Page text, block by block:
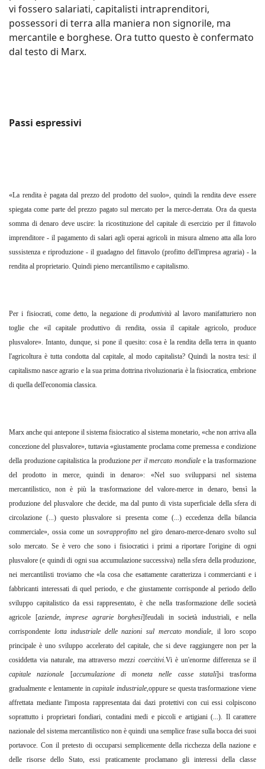
vi fossero salariati, capitalisti intraprenditori,
possessori di terra alla maniera non signorile, ma
mercantile e borghese. Ora tutto questo è confermato
dal testo di Marx.
Passi espressivi
«La rendita è pagata dal prezzo del prodotto del suolo», quindi la rendita deve essere
spiegata come parte del prezzo pagato sul mercato per la merce-derrata. Ora da questa
somma di denaro deve uscire: la ricostituzione del capitale di esercizio per il fittavolo
imprenditore - il pagamento di salari agli operai agricoli in misura almeno atta alla loro
sussistenza e riproduzione - il guadagno del fittavolo (profitto dell'impresa agraria) - la
rendita al proprietario. Quindi pieno mercantilismo e capitalismo.
Per i fisiocrati, come detto, la negazione di produttivitàal lavoro manifatturiero non
toglie che «il capitale produttivo di rendita, ossia il capitale agricolo, produce
plusvalore». Intanto, dunque, si pone il quesito: cosa è la rendita della terra in quanto
l'agricoltura è tutta condotta dal capitale, al modo capitalista? Quindi la nostra tesi: il
capitalismo nasce agrario e la sua prima dottrina rivoluzionaria è la fisiocratica, embrione
di quella dell'economia classica.
Marx anche qui antepone il sistema fisiocratico al sistema monetario, «che non arriva alla
concezione del plusvalore», tuttavia «giustamente proclama come premessa e condizione
della produzione capitalistica la produzioneper il mercato mondiale e la trasformazione
del prodotto in merce, quindi in denaro»: «Nel suo svilupparsi nel sistema
mercantilistico, non è più la trasformazione del valore-merce in denaro, bensì la
produzione del plusvalore che decide, ma dal punto di vista superficiale della sfera di
circolazione (...) questo plusvalore si presenta come (...) eccedenza della bilancia
commerciale», ossia come un sovrapprofitto nel giro denaro-merce-denaro svolto sul
solo mercato. Se è vero che sono i fisiocratici i primi a riportare l'origine di ogni
plusvalore (e quindi di ogni sua accumulazione successiva) nella sfera della produzione,
nei mercantilisti troviamo che «la cosa che esattamente caratterizza i commercianti e i
fabbricanti interessati di quel periodo, e che giustamente corrisponde al periodo dello
sviluppo capitalistico da essi rappresentato, è che nella trasformazione delle società
agricole [aziende, imprese agrarie borghesi]feudali in società industriali, e nella
corrispondente lotta industriale delle nazioni sul mercato mondiale, il loro scopo
principale è uno sviluppo accelerato del capitale, che si deve raggiungere non per la
cosiddetta via naturale, ma attraversomezzi coercitivi.Vi è un'enorme differenza se il
capitale nazionale
[accumulazione di moneta nelle casse statali]si trasforma
gradualmente e lentamente incapitale industriale,oppure se questa trasformazione viene
affrettata mediante l'imposta rappresentata dai dazi protettivi con cui essi colpiscono
soprattutto i proprietari fondiari, contadini medi e piccoli e artigiani (...). Il carattere
nazionale del sistema mercantilistico non è quindi una semplice frase sulla bocca dei suoi
portavoce. Con il pretesto di occuparsi semplicemente della ricchezza della nazione e
delle risorse dello Stato, essi praticamente proclamano gli interessi della classe